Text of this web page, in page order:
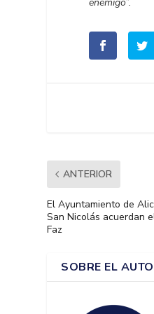
ANTERIOR
El Ayuntamiento de
San Nicolás acuerdan
Faz
SOBRE EL